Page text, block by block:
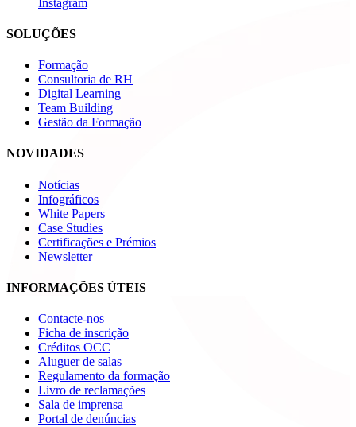
SOLUÇÕES
Formação
Consultoria de RH
Digital Learning
Team Building
Gestão da Formação
NOVIDADES
Notícias
Infográficos
White Papers
Case Studies
Certificações e Prémios
Newsletter
INFORMAÇÕES ÚTEIS
Contacte-nos
Ficha de inscrição
Créditos OCC
Aluguer de salas
Regulamento da formação
Livro de reclamações
Sala de imprensa
Portal de denúncias